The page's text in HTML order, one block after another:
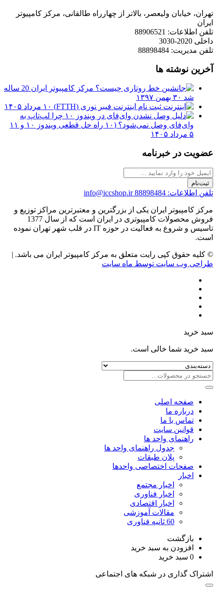
تهران، خیابان ولیعصر، بالاتر از چهارراه طالقانی، مرکز کامپیوتر
ایران
تلفن اطلاعات: 88906521
داخلی 2020-3030
تلفن مدیریت: 88898484
آخرین نوشته ها
مرکز کامپیوتر ایران 20 ساله
شد ۳۰ بهمن ۱۳۹۷
ثبت نام اینترنت فیبر نوری (FTTH)
۱۰ مرداد ۱۴۰۵
چرا لپ‌تاپ به
وای‌فای وصل نمی‌شود؟ (۱۰ راه حل قطعی ویندوز ۱۰ و ۱۱
۵ مرداد ۱۴۰۵
عضویت در خبرنامه
ثبت‌نام
تلفن اطلاعات: 88898484 info@iccshop.ir
مرکز کامپیوتر ایران یکی از بزرگترین و معتبرترین مراکز توزیع و
فروش محصولات کامپیوتری در ایران است که از سال 1377
تاسیس و شروع به فعالیت در حوزه IT در قلب شهر تهران نموده
است.
© کلیه حقوق کپی رایت متعلق به مرکز کامپیوتر ایران می باشد. |
طراحی وب سایت توسط ماه سایت
سبد خرید
سبد خرید شما خالی است.
صفحه اصلی
درباره ما
تماس با ما
قوانین سایت
راهنمای واحد ها
جدول راهنمای واحد ها
پلان طبقات
صفحات اختصاصی واحدها
اخبار
اخبار مجتمع
اخبار فناوری
اخبار اقتصادی
مقالات آموزشی
60 ثانیه فناوری
بازگشت
افزودن به سبد خرید
0 سبد خرید
اشتراک گذاری در شبکه های اجتماعی